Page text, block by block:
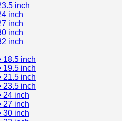
inch
inch
inch
inch
inch
18.5 inch
19.5 inch
21.5 inch
23.5 inch
24 inch
27 inch
30 inch